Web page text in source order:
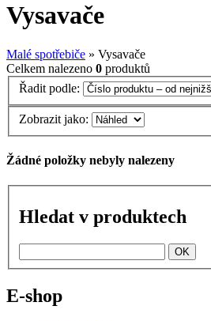
Vysavače
Malé spotřebiče » Vysavače
Celkem nalezeno 0 produktů
Řadit podle:
Zobrazit jako:
Žádné položky nebyly nalezeny
Hledat v produktech
E-shop